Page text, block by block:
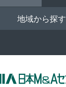
地域から探す